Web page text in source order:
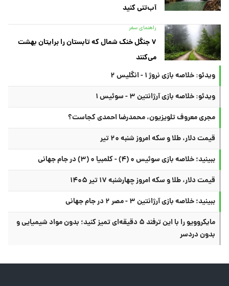
آب‌تنی کنید
راهنمای سفر
۷ جنگل خنک شمال که تابستان را برایتان بهشت
می‌کنند
ویدئو: خلاصه بازی نروژ ۱ - انگلیس ۲
ویدئو: خلاصه بازی آرژانتین ۳ - سوئیس ۱
مجری معروف تلویزیون، محمدرضا احمدی کجاست؟
قیمت دلار، طلا و سکه امروز شنبه ۲۰ تیر
ببینید؛ خلاصه بازی سوئیس ۰ (۴) - کلمبیا ۰ (۳) در جام جهانی
قیمت دلار، طلا و سکه امروز چهارشنبه ۱۷ تیر ۱۴۰۵
ببینید؛ خلاصه بازی آرژانتین ۳ - مصر ۲ در جام جهانی
مایکروویو را با این ترفند ۵ دقیقه‌ای تمیز کنید؛ بدون مواد شیمیایی و
بدون دردسر